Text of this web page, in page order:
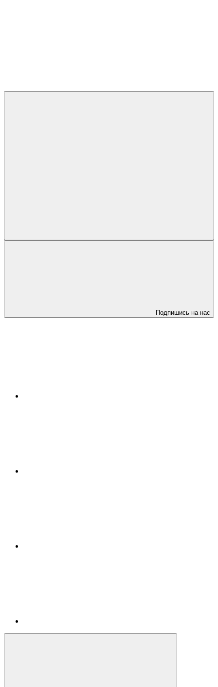
Подпишись на нас